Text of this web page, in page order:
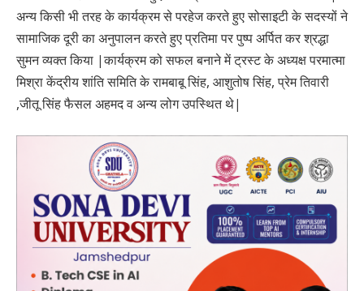
अन्य किसी भी तरह के कार्यक्रम से परहेज करते हुए सोसाइटी के सदस्यों ने
सामाजिक दूरी का अनुपालन करते हुए प्रतिमा पर पुष्प अर्पित कर श्रद्धा
सुमन व्यक्त किया |कार्यक्रम को सफल बनाने में ट्रस्ट के अध्यक्ष परमात्मा
मिश्रा केंद्रीय शांति समिति के रामबाबू सिंह, आशुतोष सिंह, प्रेम तिवारी
,जीतू सिंह फैसल अहमद व अन्य लोग उपस्थित थे|